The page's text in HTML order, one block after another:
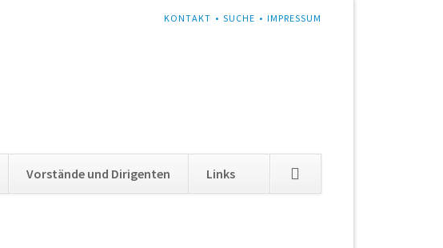
NAVIGATION
KONTAKT SUCHE IMPRESSUM
Navigation
überspringen
Vorstände und Dirigenten Links